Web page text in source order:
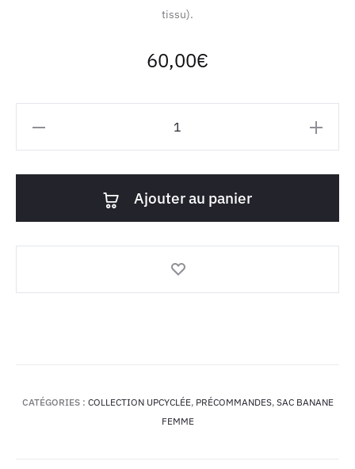
tissu).
60,00€
Ajouter au panier
CATÉGORIES : COLLECTION UPCYCLÉE, PRÉCOMMANDES, SAC BANANE
FEMME